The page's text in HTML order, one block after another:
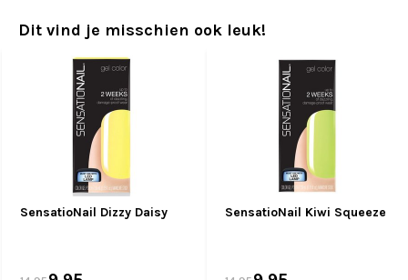
Dit vind je misschien ook leuk!
SensatioNail Dizzy Daisy SensatioNail Kiwi Squeeze